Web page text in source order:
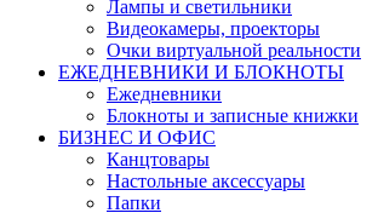
Лампы и светильники
Видеокамеры, проекторы
Очки виртуальной реальности
ЕЖЕДНЕВНИКИ И БЛОКНОТЫ
Ежедневники
Блокноты и записные книжки
БИЗНЕС И ОФИС
Канцтовары
Настольные аксессуары
Папки